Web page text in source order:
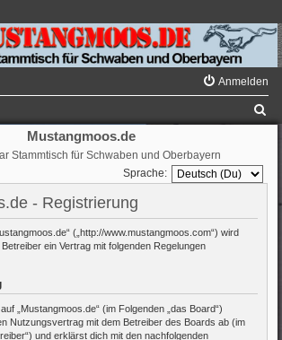
Anmelden
Mustangmoos.de
Stammtisch für Schwaben und Oberbayern
Sprache:
- Registrierung
(„http://www.mustangmoos.com“) wird
ein Vertrag mit folgenden Regelungen
„Mustangmoos.de“ (im Folgenden „das Board“)
Nutzungsvertrag mit dem Betreiber des Boards ab (im
und erklärst dich mit den nachfolgenden